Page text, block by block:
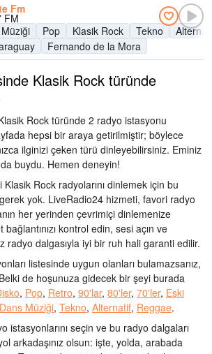
Fm
FM
Pop Klasik Rock Tekno
Fernando de la Mora
Klasik Rock türünde
Rock türünde 2 radyo istasyonu
hepsi bir araya getirilmiştir; böylece
ilginizi çeken türü dinleyebilirsiniz. Eminiz
da buydu. Hemen deneyin!
Rock radyolarını dinlemek için bu
yok. LiveRadio24 hizmeti, favori radyo
her yerinden çevrimiçi dinlemenize
bağlantınızı kontrol edin, sesi açın ve
radyo dalgasıyla iyi bir ruh hali garanti edilir.
listesinde uygun olanları bulamazsanız,
de hoşunuza gidecek bir şeyi burada
, Pop, Retro, 90'lar, 80'ler, 70'ler, Eski
Dans Müziği, Tekno, Alternatif, Reggae.
istasyonlarını seçin ve bu radyo dalgaları
arkadaşınız olsun: işte, yolda, arabada